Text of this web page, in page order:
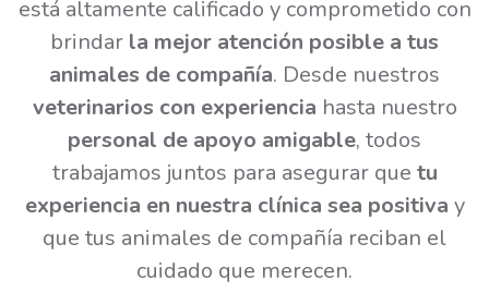
está altamente calificado y comprometido con
brindar la mejor atención posible a tus
animales de compañía. Desde nuestros
veterinarios con experiencia hasta nuestro
personal de apoyo amigable, todos
trabajamos juntos para asegurar que tu
experiencia en nuestra clínica sea positiva y
que tus animales de compañía reciban el
cuidado que merecen.